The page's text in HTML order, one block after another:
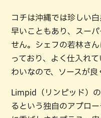
コチは沖縄では珍しい
早いこともあり、スー
せん。シェフの若林さ
っており、よく仕入れ
わいなので、ソースが良
Limpid（リンピッド）
るという独自のアプロ